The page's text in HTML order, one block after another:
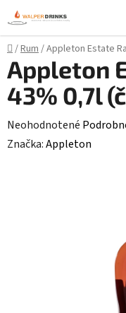
Prejsť
na
obsah
Domov
/Rum/Appleton Estate
Appleton
43% 0,7l
Priemerné
hodnotenie
Neohodnotené
Značka:Appleton